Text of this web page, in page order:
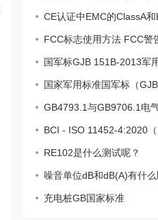
CE认证中EMC的ClassA和
FCC标志使用方法 FCC警
国军标GJB 151B-2013军
统电磁
国家军用标准国军标（
一览表
GB4793.1与GB9706.1电
距离、电
BCI - ISO 11452-4:2020
法）RE102是什么测试呢？
噪音单位dB和dB(A)有什么
充电桩GB国家标准